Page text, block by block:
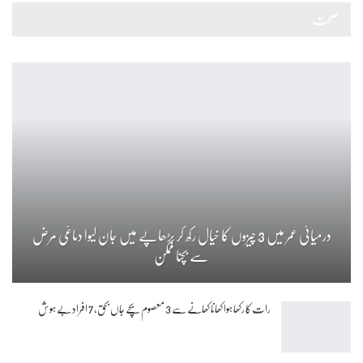
درمیانی عمر میں 3 چیزوں کا خیال رکھ کر بڑھاپے میں جان لیوا دماغی مرض
سے بچنا ممکن
رات کا رکھا ہوا کھانا کھانے سے 3 معصوم بچے جاں بحق، 7 افراد بے ہوش